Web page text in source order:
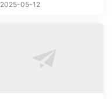
2025-05-12